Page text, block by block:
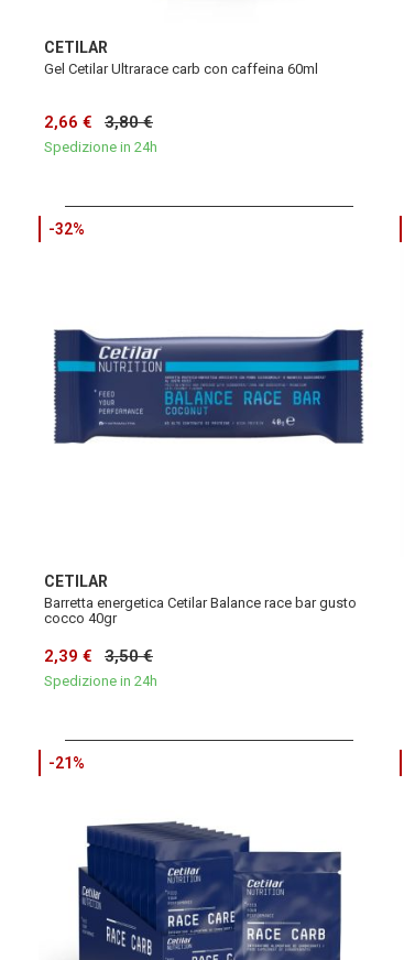
CETILAR
Gel Cetilar Ultrarace carb con caffeina 60ml
2,66 € 3,80 €
Spedizione in 24h
-32%
CETILAR
Barretta energetica Cetilar Balance race bar gusto
cocco 40gr
2,39 € 3,50 €
Spedizione in 24h
-21%